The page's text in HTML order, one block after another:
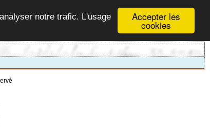
Accepter les
cookies
notre trafic. L'usage